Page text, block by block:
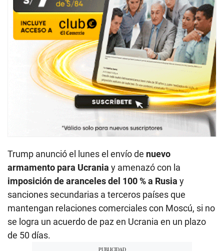
Trump anunció el lunes el envío de nuevo
armamento para Ucrania y amenazó con la
imposición de aranceles del 100 % a Rusia y
sanciones secundarias a terceros países que
mantengan relaciones comerciales con Moscú, si no
se logra un acuerdo de paz en Ucrania en un plazo
de 50 días.